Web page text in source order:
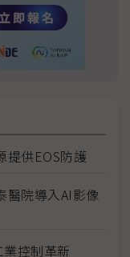
提供EOS防護
醫院導入AI影像
控制革新